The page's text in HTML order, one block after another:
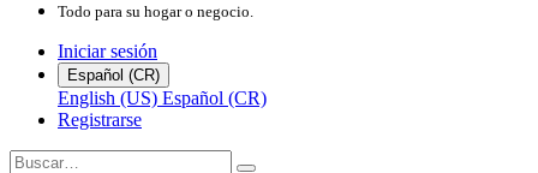
Todo para su hogar o negocio.
Iniciar sesión
Español (CR)
English (US) Español (CR)
Registrarse